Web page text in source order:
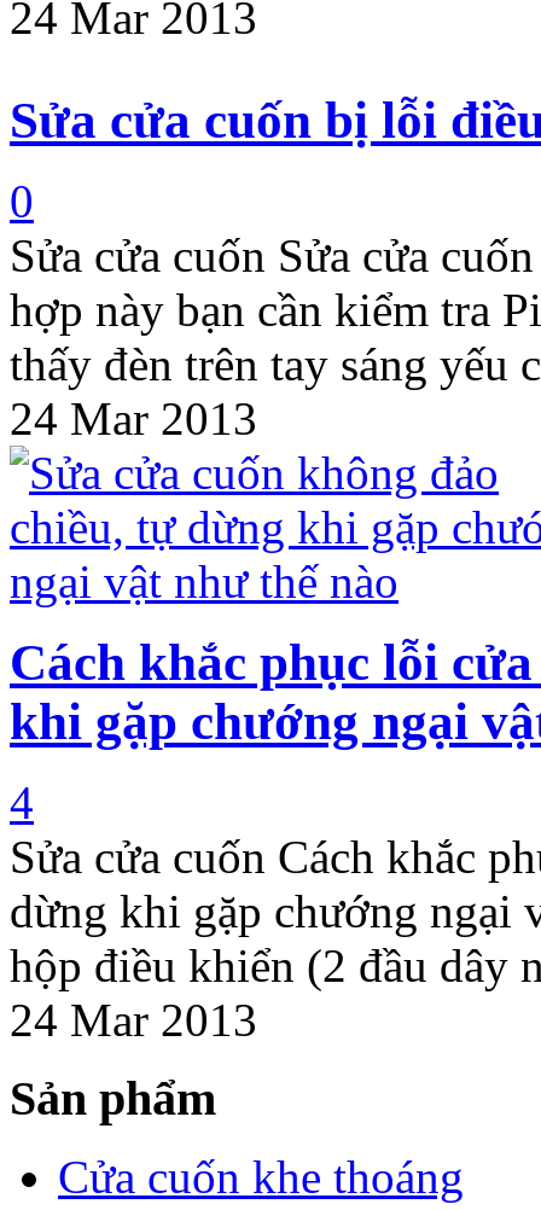
24 Mar 2013
Sửa cửa cuốn bị lỗi
0
Sửa cửa cuốn Sửa cửa
hợp này bạn cần kiểm tra
thấy đèn trên tay sáng yếu
24 Mar 2013
Cách khắc phục lỗi
khi gặp chướng ngại
4
Sửa cửa cuốn Cách khắc
dừng khi gặp chướng
hộp điều khiển (2 đầu dây
24 Mar 2013
Sản phẩm
Cửa cuốn khe thoáng